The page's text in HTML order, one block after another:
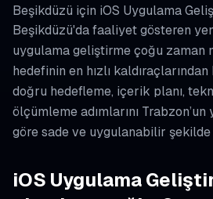
Beşikdüzü için iOS Uygulama
Beşikdüzü'da faaliyet gösteren
uygulama geliştirme çoğu zaman
hedefinin en hızlı
doğru hedefleme, içerik planı,
ölçümleme adımlarını
göre sade ve uygulanabilir şekilde
iOS Uygulama